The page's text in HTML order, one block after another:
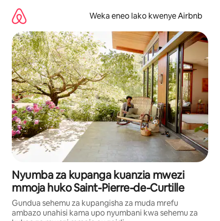
kwenda
kwenye
maudhui
Weka eneo lako kwenye Airbnb
Nyumba za kupanga kuanzia mwezi
mmoja huko Saint-Pierre-de-Curtille
Gundua sehemu za kupangisha za muda mrefu
ambazo unahisi kama upo nyumbani kwa sehemu za